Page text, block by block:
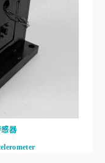
器